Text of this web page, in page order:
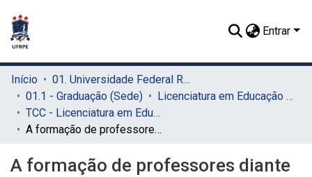
Entrar
Início
01. Universidade Federal Rural de Pernambuco - UFRPE (Sede)
01.1 - Graduação (Sede)
Licenciatura em Educação Física (Sede)
TCC - Licenciatura em Educação Física (Sede)
A formação de professores diante da educação inclusiva: uma análise curricular dos cursos de licenciatura em educação física das Universidades Públicas de Pernambuco
A formação de professores diante